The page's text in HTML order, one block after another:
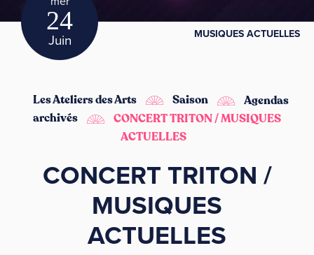
24
Juin MUSIQUES ACTUELLES
Les Ateliers des Arts Saison
Agendas
archivés
CONCERT TRITON / MUSIQUES
ACTUELLES
CONCERT TRITON /
MUSIQUES
ACTUELLES